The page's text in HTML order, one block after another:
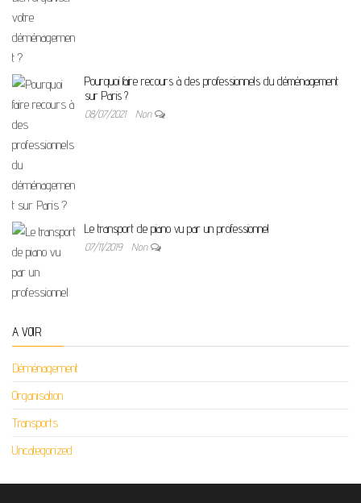
Pourquoi faire recours à des professionnels du déménagement
sur Paris ?
08/07/2021 Non
Le transport de piano vu par un professionnel
07/11/2019 Non
A VOIR
Déménagement
Organisation
Transports
Uncategorized